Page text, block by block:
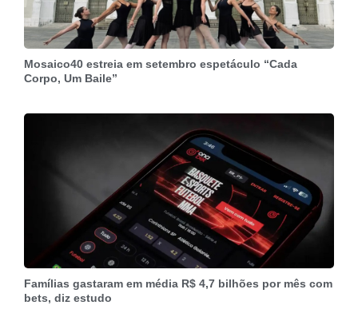
Mosaico40 estreia em setembro espetáculo “Cada
Corpo, Um Baile”
Famílias gastaram em média R$ 4,7 bilhões por mês com
bets, diz estudo